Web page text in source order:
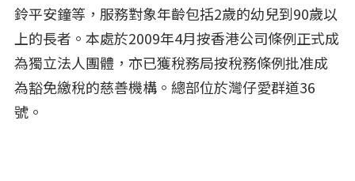
鈴平安鐘等，服務對象年齡包括2歲的幼兒到90歲以
上的長者。本處於2009年4月按香港公司條例正式成
為獨立法人團體，亦已獲稅務局按稅務條例批准成
為豁免繳稅的慈善機構。總部位於灣仔愛群道36
號。